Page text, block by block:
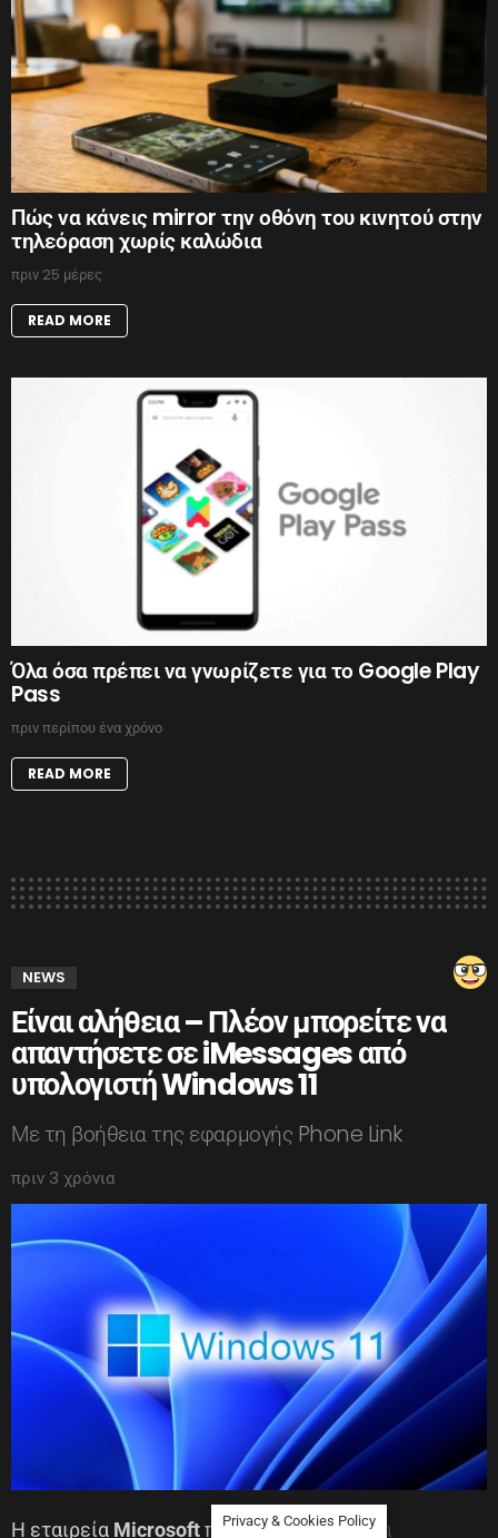
Πώς να κάνεις mirror την οθόνη του κινητού στην
τηλεόραση χωρίς καλώδια
πριν 25 μέρες
READ MORE
Όλα όσα πρέπει να γνωρίζετε για το Google Play
Pass
πριν περίπου ένα χρόνο
READ MORE
NEWS
Είναι αλήθεια – Πλέον μπορείτε να
απαντήσετε σε iMessages από
υπολογιστή Windows 11
Με τη βοήθεια της εφαρμογής Phone Link
πριν 3 χρόνια
Η εταιρεία Microsoftπρόσθεσε πρόσφατα
Privacy & Cookies Policy